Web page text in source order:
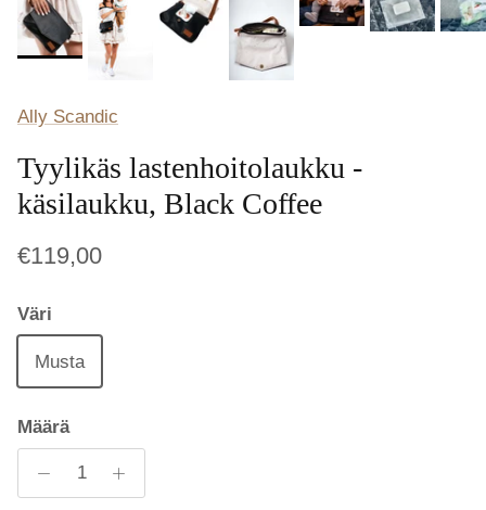
Ally Scandic
Tyylikäs lastenhoitolaukku -
käsilaukku, Black Coffee
€119,00
Väri
Musta
Määrä